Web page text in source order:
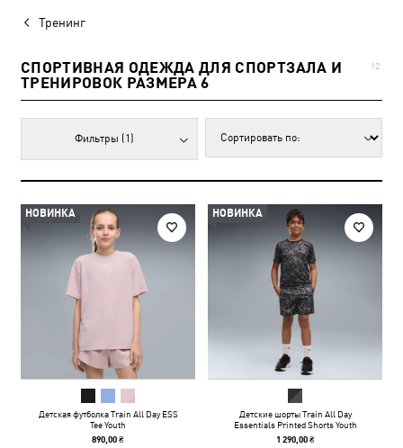
Тренинг
СПОРТИВНАЯ ОДЕЖДА ДЛЯ СПОРТЗАЛА И
ТРЕНИРОВОК РАЗМЕРА 6
12
Фильтры (1)
НОВИНКА
Детская футболка Train All Day ESS
Tee Youth
890,00 ₴
НОВИНКА
Детские шорты Train All Day
Essentials Printed Shorts Youth
1 290,00 ₴